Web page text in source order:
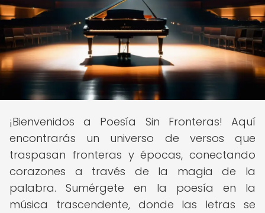
¡Bienvenidos a Poesía Sin Fronteras! Aquí
encontrarás un universo de versos que
traspasan fronteras y épocas, conectando
corazones a través de la magia de la
palabra. Sumérgete en la poesía en la
música trascendente, donde las letras se